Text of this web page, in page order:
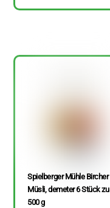
Spielberger Mühle Bircher
Müsli, demeter 6 Stück zu
500 g